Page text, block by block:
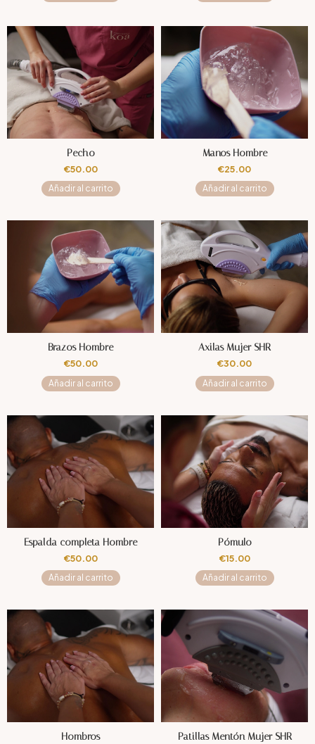
Pecho
€50.00
Añadir al carrito
Manos Hombre
€25.00
Añadir al carrito
Brazos Hombre
€50.00
Añadir al carrito
Axilas Mujer SHR
€30.00
Añadir al carrito
Espalda completa Hombre
€50.00
Añadir al carrito
Pómulo
€15.00
Añadir al carrito
Hombros Patillas Mentón Mujer SHR